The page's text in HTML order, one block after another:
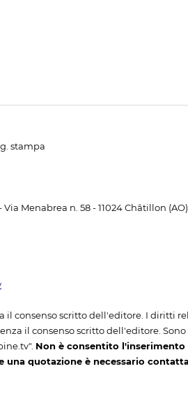
stampa
Menabrea n. 58 - 11024 Châtillon
consenso scritto dell'editore. I diritti
il consenso scritto dell'editore.
Non è consentito
quotazione è necessario